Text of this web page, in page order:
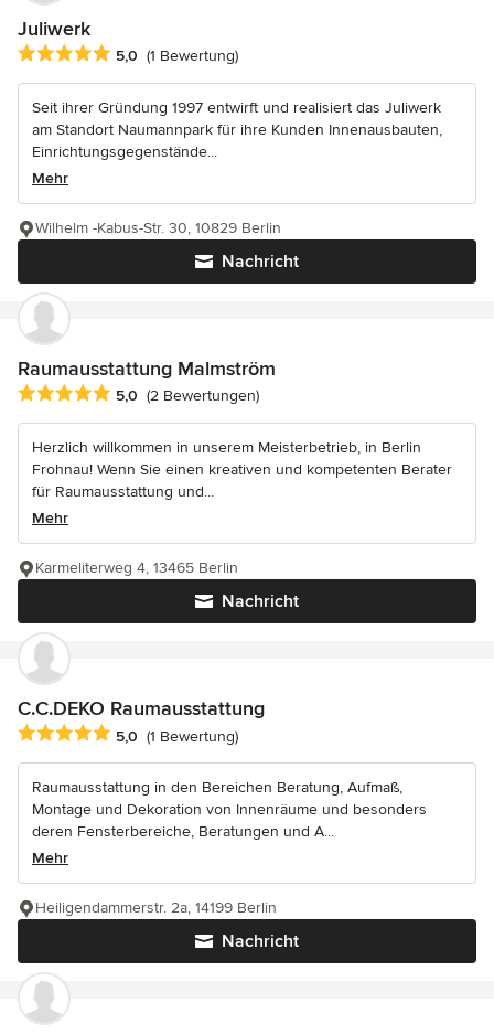
Juliwerk
Durchschnittliche Bewertung: 5 von 5 Sternen
5,0 (1 Bewertung)
Seit ihrer Gründung 1997 entwirft und realisiert das Juliwerk
am Standort Naumannpark für ihre Kunden Innenausbauten,
Einrichtungsgegenstände...
Mehr
Nachricht
Wilhelm -Kabus-Str. 30, 10829 Berlin
Raumausstattung Malmström
Durchschnittliche Bewertung: 5 von 5 Sternen
5,0 (2 Bewertungen)
Herzlich willkommen in unserem Meisterbetrieb, in Berlin
Frohnau! Wenn Sie einen kreativen und kompetenten Berater
für Raumausstattung und...
Mehr
Nachricht
Karmeliterweg 4, 13465 Berlin
C.C.DEKO Raumausstattung
Durchschnittliche Bewertung: 5 von 5 Sternen
5,0 (1 Bewertung)
Raumausstattung in den Bereichen Beratung, Aufmaß,
Montage und Dekoration von Innenräume und besonders
deren Fensterbereiche, Beratungen und A...
Mehr
Nachricht
Heiligendammerstr. 2a, 14199 Berlin